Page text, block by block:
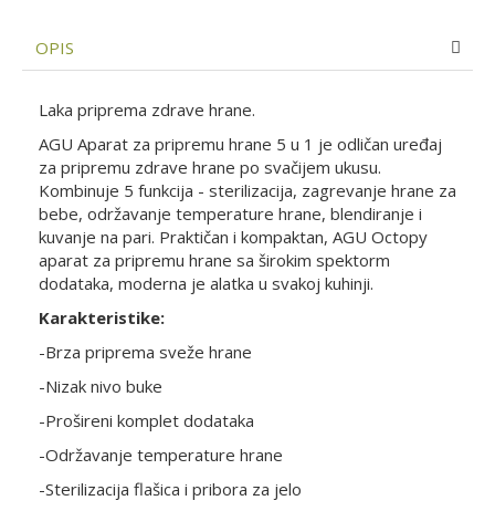
OPIS
Laka priprema zdrave hrane.
AGU Aparat za pripremu hrane 5 u 1 je odličan uređaj
za pripremu zdrave hrane po svačijem ukusu.
Kombinuje 5 funkcija - sterilizacija, zagrevanje hrane za
bebe, održavanje temperature hrane, blendiranje i
kuvanje na pari. Praktičan i kompaktan, AGU Octopy
aparat za pripremu hrane sa širokim spektorm
dodataka, moderna je alatka u svakoj kuhinji.
Karakteristike:
-Brza priprema sveže hrane
-Nizak nivo buke
-Prošireni komplet dodataka
-Održavanje temperature hrane
-Sterilizacija flašica i pribora za jelo